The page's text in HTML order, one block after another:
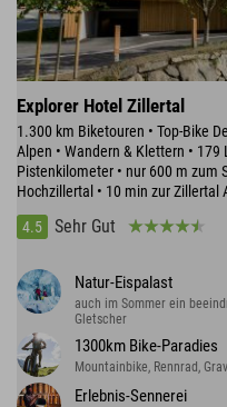
Explorer Hotel Zillertal
1.300 km Biketouren • Top-Bike
Alpen • Wandern & Klettern • 179
Pistenkilometer • nur 600 m zum
Hochzillertal • 10 min zur Zillertal
4.5
Sehr Gut
Natur-Eispalast
auch im Sommer ein
Gletscher
1300km Bike-Paradies
Mountainbike, Rennrad,
Erlebnis-Sennerei